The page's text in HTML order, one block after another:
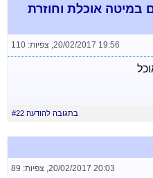
במיטה אוכלת וחוזרת
20/02/2017 19:56 צפיות: 110
בתגובה להודעה #22
20/02/2017 20:03 צפיות: 89